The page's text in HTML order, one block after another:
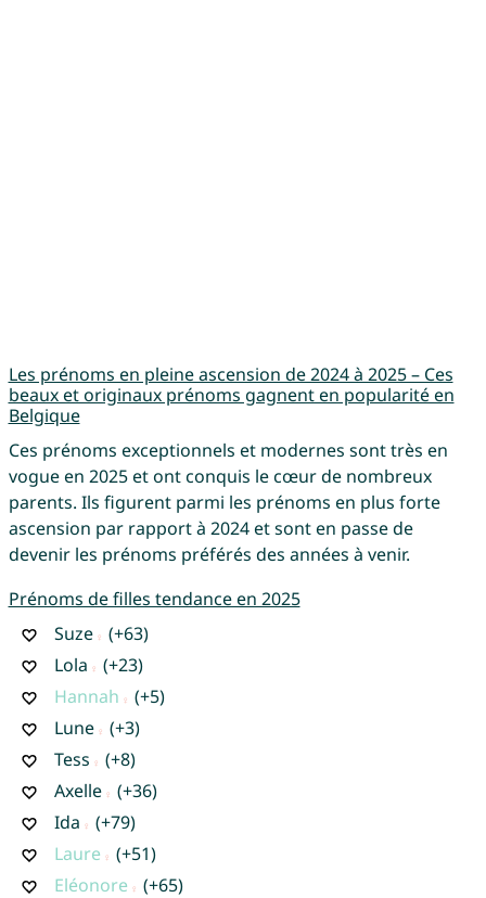
Les prénoms en pleine ascension de 2024 à 2025 – Ces
beaux et originaux prénoms gagnent en popularité en
Belgique
Ces prénoms exceptionnels et modernes sont très en
vogue en 2025 et ont conquis le cœur de nombreux
parents. Ils figurent parmi les prénoms en plus forte
ascension par rapport à 2024 et sont en passe de
devenir les prénoms préférés des années à venir.
Prénoms de filles tendance en 2025
Suze
(+63)
Lola
(+23)
Hannah
(+5)
Lune
(+3)
Tess
(+8)
Axelle
(+36)
Ida
(+79)
Laure
(+51)
Eléonore
(+65)